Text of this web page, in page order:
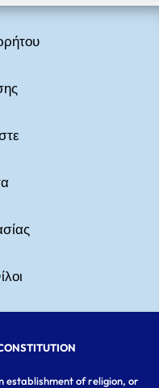
establishment of religion, or